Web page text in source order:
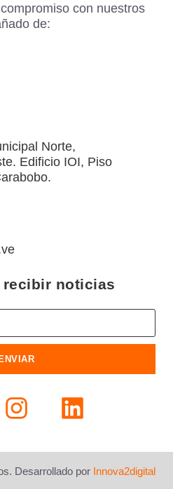
con nuestros
de:
Norte,
Edificio IOI, Piso
recibir noticias
ENVIAR
Desarrollado por Innova2digital